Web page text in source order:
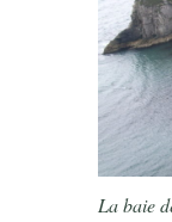
La baie